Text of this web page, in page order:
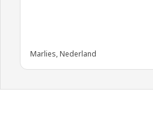
Marlies, Nederland